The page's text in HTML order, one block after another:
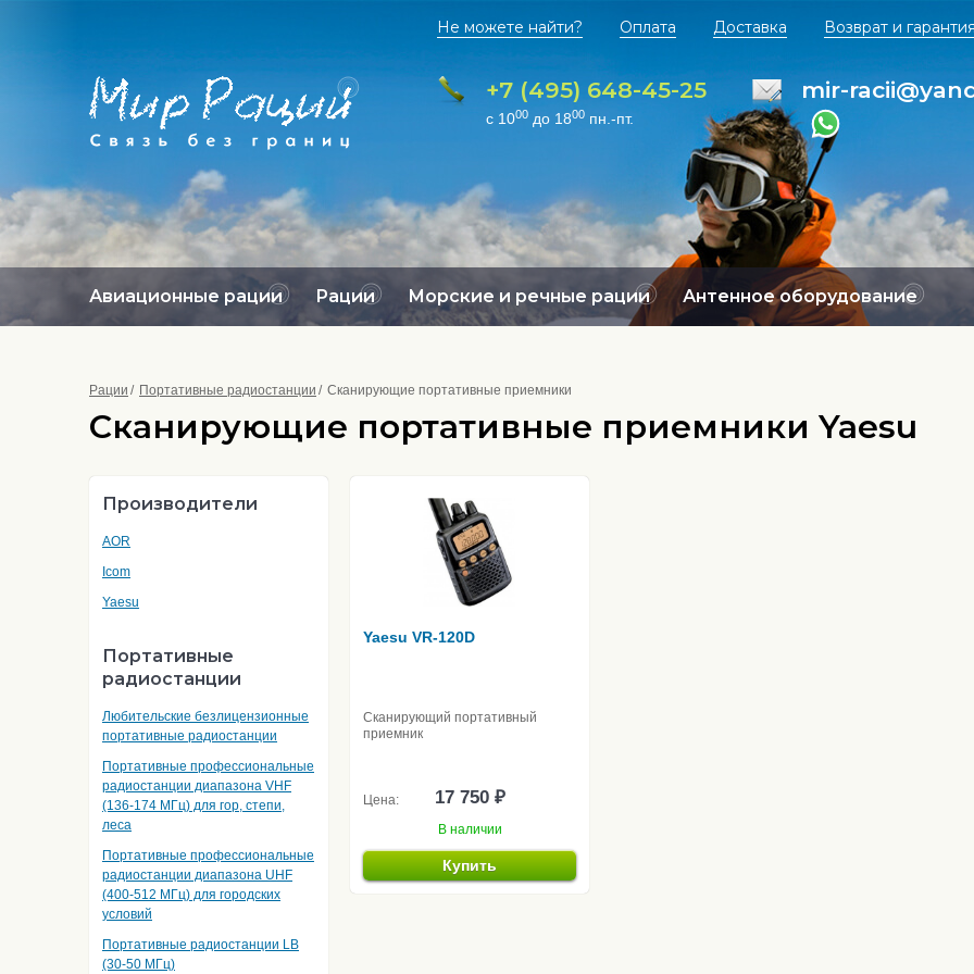
Не можете найти? Оплата Доставка Возврат и
+7 (495) 648-45-25
с 1000 до 1800 пн.-пт.
mir-
Авиационные рации Рации Морские и речные рации Антенное оборудование
Рации Портативные радиостанции Сканирующие портативные приемники
Сканирующие портативные приемники Yaesu
Производители
AOR
Icom
Yaesu
Портативные
радиостанции
Любительские безлицензионные
портативные радиостанции
Портативные профессиональные
радиостанции диапазона VHF
(136-174 МГц) для гор, степи,
леса
Портативные профессиональные
радиостанции диапазона UHF
(400-512 МГц) для городских
условий
Портативные радиостанции LB
(30-50 МГц)
Yaesu VR-120D
Сканирующий портативный
приемник
Цена: 17 750 ₽
В наличии
Купить